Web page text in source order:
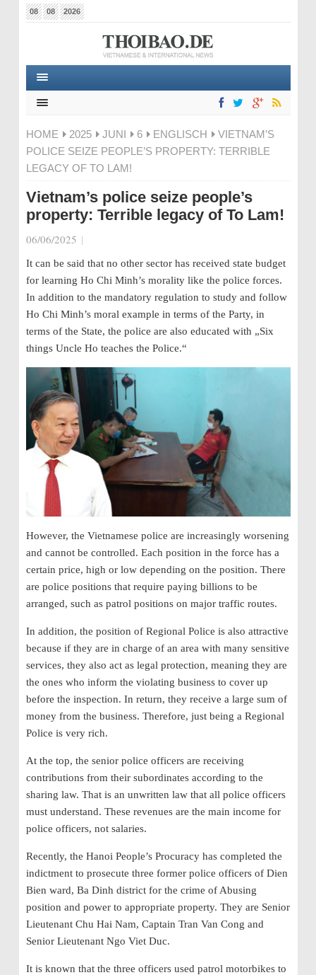
08 08 2026
HOME 2025 JUNI 6 ENGLISCH
VIETNAM’S
POLICE SEIZE PEOPLE’S PROPERTY: TERRIBLE
LEGACY OF TO LAM!
Vietnam’s police seize people’s
property: Terrible legacy of To Lam!
06/06/2025 |
It can be said that no other sector has received state budget
for learning Ho Chi Minh’s morality like the police forces.
In addition to the mandatory regulation to study and follow
Ho Chi Minh’s moral example in terms of the Party, in
terms of the State, the police are also educated with „Six
things Uncle Ho teaches the Police.“
However, the Vietnamese police are increasingly worsening
and cannot be controlled. Each position in the force has a
certain price, high or low depending on the position. There
are police positions that require paying billions to be
arranged, such as patrol positions on major traffic routes.
In addition, the position of Regional Police is also attractive
because if they are in charge of an area with many sensitive
services, they also act as legal protection, meaning they are
the ones who inform the violating business to cover up
before the inspection. In return, they receive a large sum of
money from the business. Therefore, just being a Regional
Police is very rich.
At the top, the senior police officers are receiving
contributions from their subordinates according to the
sharing law. That is an unwritten law that all police officers
must understand. These revenues are the main income for
police officers, not salaries.
Recently, the Hanoi People’s Procuracy has completed the
indictment to prosecute three former police officers of Dien
Bien ward, Ba Dinh district for the crime of Abusing
position and power to appropriate property. They are Senior
Lieutenant Chu Hai Nam, Captain Tran Van Cong and
Senior Lieutenant Ngo Viet Duc.
It is known that the three officers used patrol motorbikes to